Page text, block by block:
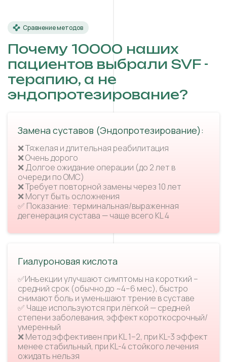
Сравнение методов
Почему 10000 наших
пациентов выбрали SVF -
терапию, а не
эндопротезирование?
Замена суставов (Эндопротезирование):
❌ Тяжелая и длительная реабилитация
❌ Очень дорого
❌ Долгое ожидание операции (до 2 лет в
очереди по ОМС)
❌ Требует повторной замены через 10 лет
❌ Могут быть осложнения
✅ Показание: терминальная/выраженная
дегенерация сустава — чаще всего KL 4
Гиалуроновая кислота
✅Инъекции улучшают симптомы на короткий –
средний срок (обычно до ~4–6 мес), быстро
снимают боль и уменьшают трение в суставе
✅ Чаще используются при лёгкой — средней
степени заболевания, эффект короткосрочный/
умеренный
❌ Метод эффективен при KL 1–2, при KL-3 эффект
менее стабильный, при KL-4 стойкого лечения
ожидать нельзя